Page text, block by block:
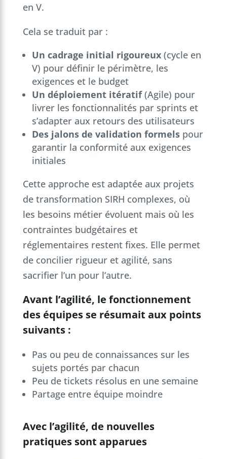
en V.
Cela se traduit par :
Un cadrage initial rigoureux(cycle en
V) pour définir le périmètre, les
exigences et le budget
Un déploiement itératif(Agile) pour
livrer les fonctionnalités par sprints et
s’adapter aux retours des utilisateurs
Des jalons de validation formelspour
garantir la conformité aux exigences
initiales
Cette approche est adaptée aux projets
de transformation SIRH complexes, où
les besoins métier évoluent mais où les
contraintes budgétaires et
réglementaires restent fixes. Elle permet
de concilier rigueur et agilité, sans
sacrifier l’un pour l’autre.
Avant l’agilité, le fonctionnement
des équipes se résumait aux points
suivants :
Pas ou peu de connaissances sur les
sujets portés par chacun
Peu de tickets résolus en une semaine
Partage entre équipe moindre
Avec l’agilité, de nouvelles
pratiques sont apparues